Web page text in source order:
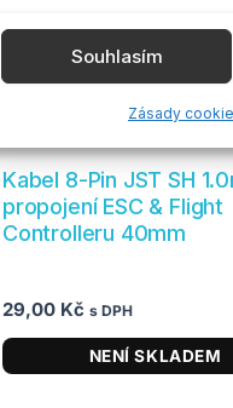
Funkce
zařízení, Identifikace zařízení
Zajištění bezpečnosti,
odstraňování chyb,
Souhlasím
Zásady
Kabel 8-Pin JST SH
propojení ESC & Flight
Controlleru 40mm
29,00 Kč s DPH
NENÍ SKLADEM